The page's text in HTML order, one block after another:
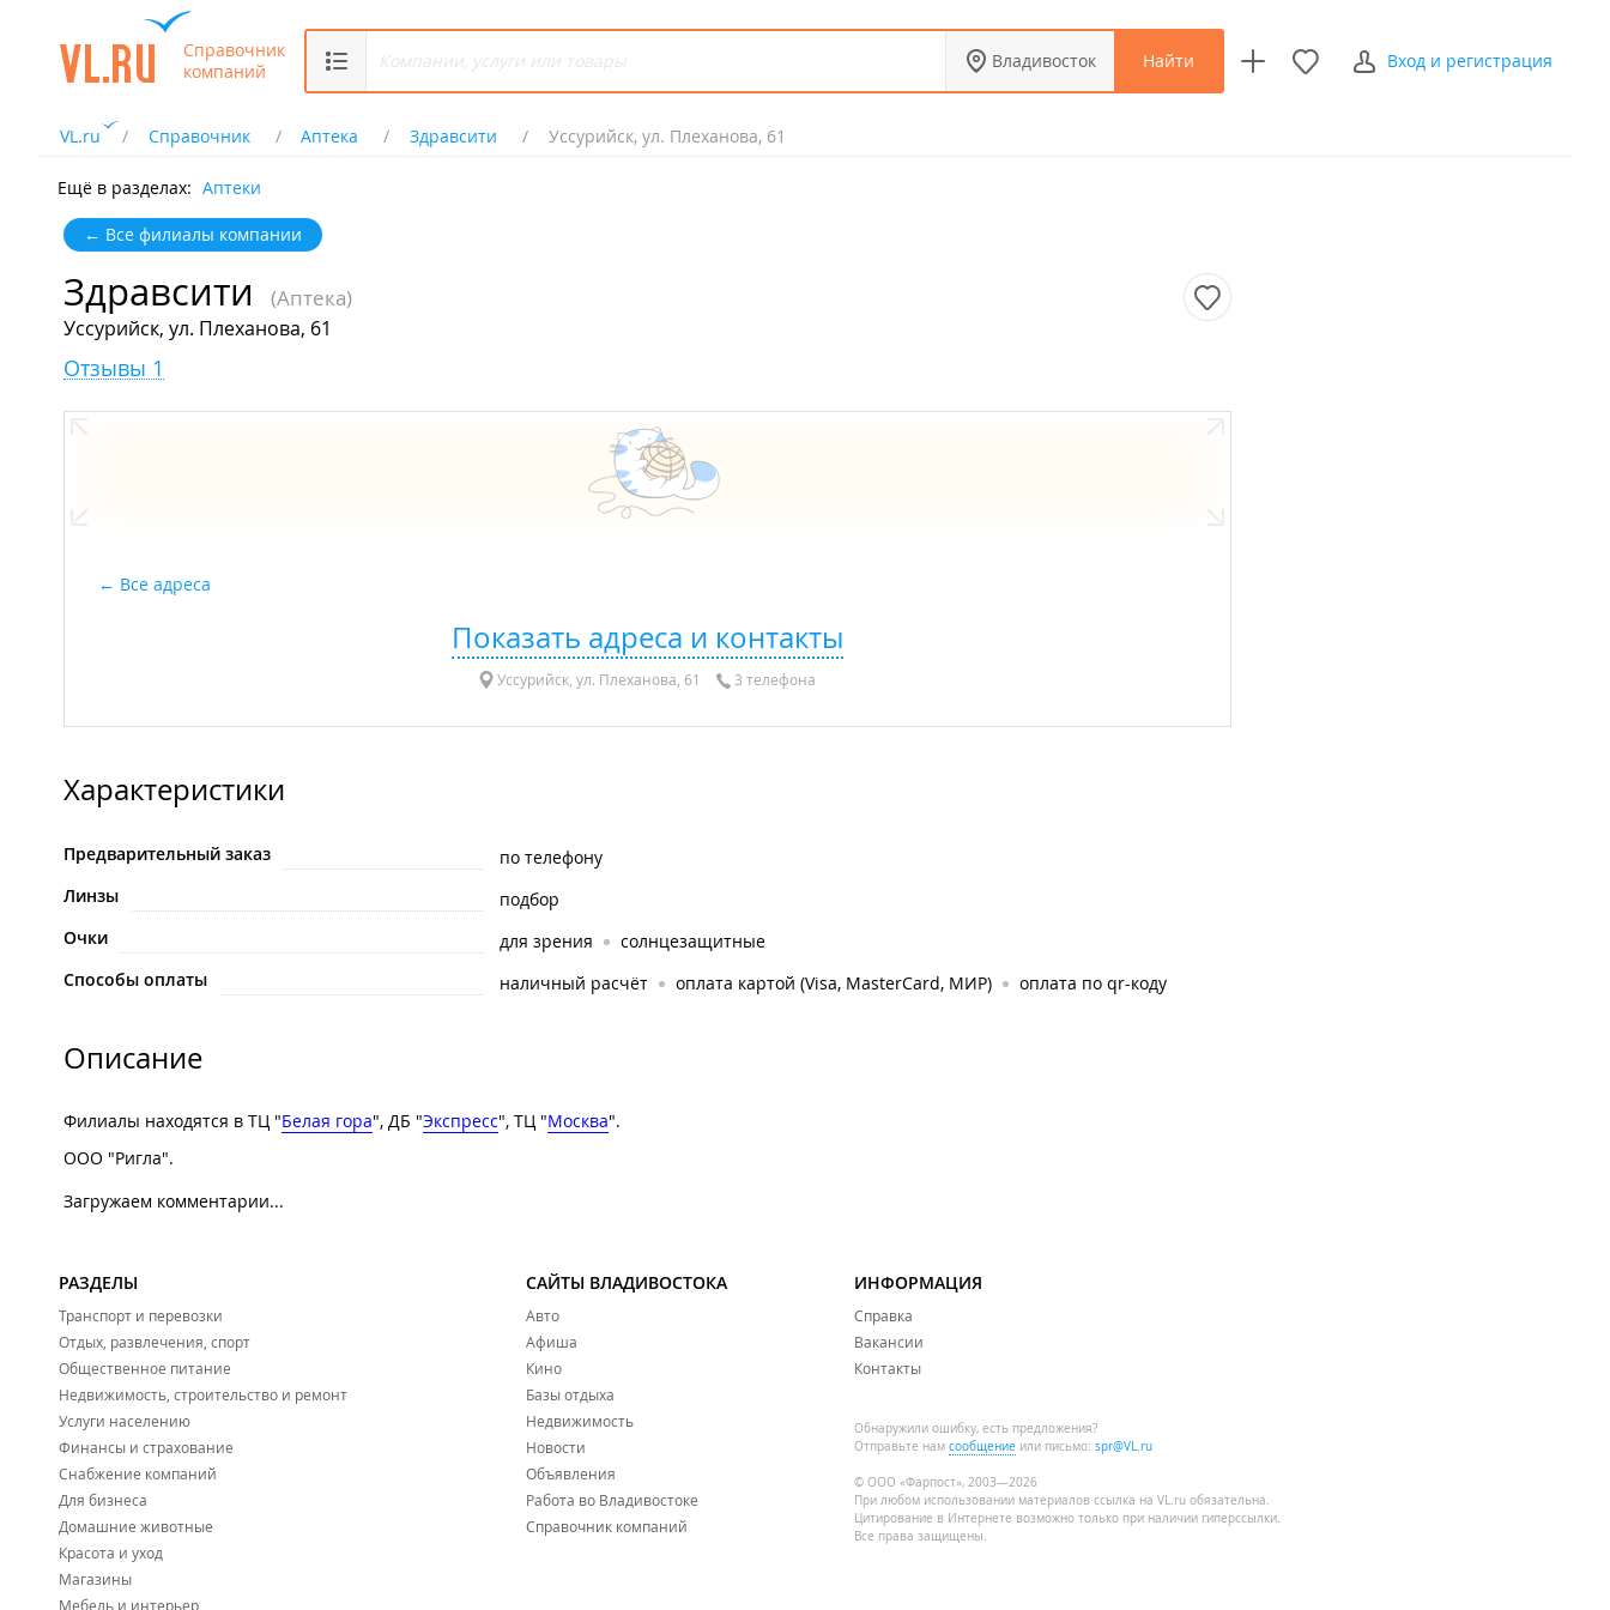
Справочник
компаний
Владивосток Найти Вход и регистрация
VL.ru Справочник Аптека Здравсити Уссурийск, ул. Плеханова, 61
Ещё в разделах: Аптеки
← Все филиалы компании
Здравсити (Аптека)
Уссурийск, ул. Плеханова, 61
Отзывы 1
Все адреса
Показать адреса и контакты
Уссурийск, ул. Плеханова, 61 3 телефона
Характеристики
Предварительный заказ
по телефону
Линзы
подбор
Очки
для зрения
солнцезащитные
Способы оплаты
наличный расчёт оплата картой (Visa, MasterCard, МИР) оплата по qr-коду
Описание
Филиалы находятся в ТЦ "Белая гора", ДБ "Экспресс", ТЦ "Москва".
ООО "Ригла".
Загружаем комментарии...
РАЗДЕЛЫ
Транспорт и перевозки
Отдых, развлечения, спорт
Общественное питание
Недвижимость, строительство и ремонт
Услуги населению
Финансы и страхование
Снабжение компаний
Для бизнеса
Домашние животные
Красота и уход
Магазины
Мебель и интерьер
САЙТЫ ВЛАДИВОСТОКА
Авто
Афиша
Кино
Базы отдыха
Недвижимость
Новости
Объявления
Работа во Владивостоке
Справочник компаний
ИНФОРМАЦИЯ
Справка
Вакансии
Контакты
Обнаружили ошибку, есть предложения?
Отправьте нам сообщение или письмо: spr@VL.ru
© ООО «Фарпост», 2003—2026
При любом использовании материалов ссылка на VL.ru обязательна.
Цитирование в Интернете возможно только при наличии гиперссылки.
Все права защищены.